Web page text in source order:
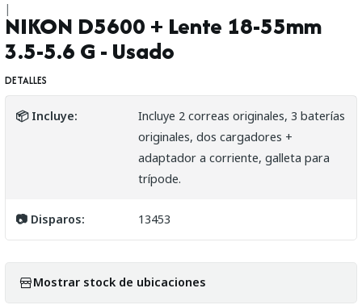
|
NIKON D5600 + Lente 18-55mm
3.5-5.6 G - Usado
DETALLES
📦 Incluye:
Incluye 2 correas originales, 3 baterías
originales, dos cargadores +
adaptador a corriente, galleta para
trípode.
📷 Disparos: 13453
Mostrar stock de ubicaciones